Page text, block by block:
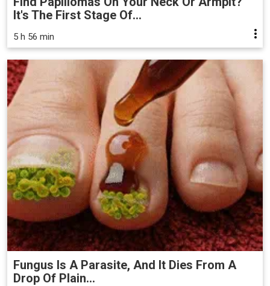
It's The First Stage Of...
5 h 56 min
Fungus Is A Parasite, And It Dies From A
Drop Of Plain...